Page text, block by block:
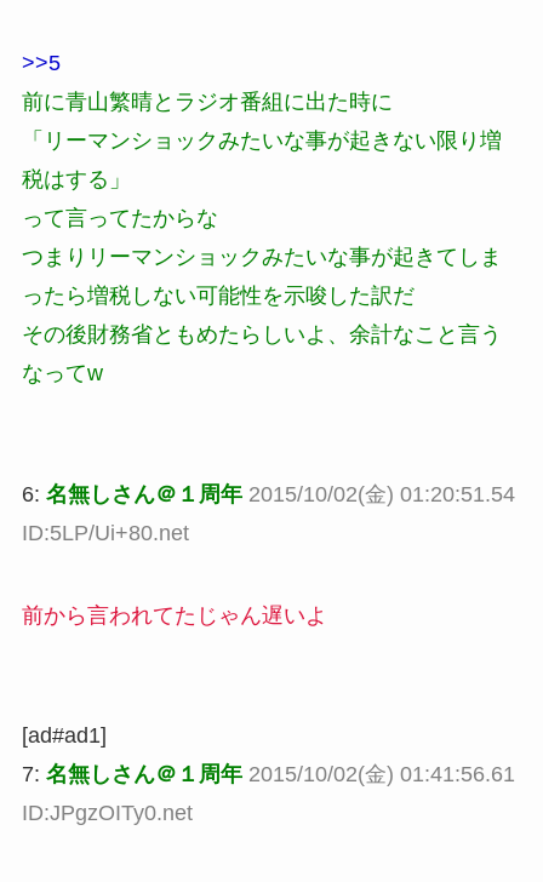
>>5
前に青山繁晴とラジオ番組に出た時に
「リーマンショックみたいな事が起きない限り増
税はする」
って言ってたからな
つまりリーマンショックみたいな事が起きてしま
ったら増税しない可能性を示唆した訳だ
その後財務省ともめたらしいよ、余計なこと言う
なってw
6: 名無しさん＠１周年 2015/10/02(金) 01:20:51.54
ID:5LP/Ui+80.net
前から言われてたじゃん遅いよ
[ad#ad1]
7: 名無しさん＠１周年 2015/10/02(金) 01:41:56.61
ID:JPgzOITy0.net